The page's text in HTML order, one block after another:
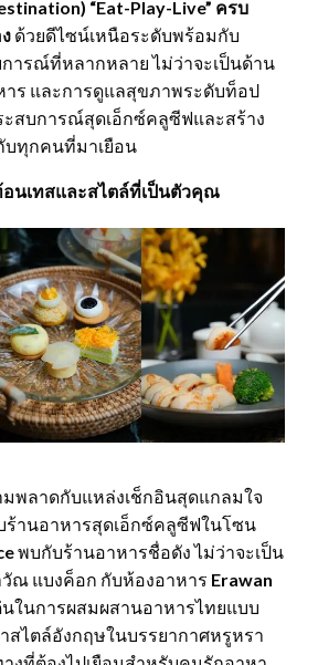
“Eat-Play-Live” ครบ
ด้วยดีไซน์เหนือระดับพร้อมกับ
ารณ์ที่หลากหลาย ไม่ว่าจะเป็นด้าน
าร และการดูแลสุขภาพระดับท็อป
ะสบการณ์สุดเอ็กซ์คลูซีฟและสร้าง
บทุกคนที่มาเยือน
นเทสและสไตล์ที่เป็นตัวคุณ
พลาดกับแหล่งเช็กอินสุดแกลมใจ
ร้านอาหารสุดเอ็กซ์คลูซีฟในโซน
พบกับร้านอาหารชื่อดัง ไม่ว่าจะเป็น
วัณ แบงค็อก กับห้องอาหาร Erawan
นในการผสมผสานอาหารไทยแบบ
สไตล์อังกฤษในบรรยากาศหรูหรา